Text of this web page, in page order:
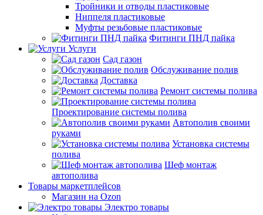
Тройники и отводы пластиковые
Ниппеля пластиковые
Муфты резьбовые пластиковые
Фитинги ПНД пайка
Услуги
Сад газон
Обслуживание полив
Доставка
Ремонт системы полива
Проектирование системы полива
Автополив своими
руками
Установка системы
полива
Шеф монтаж
автополива
Товары маркетплейсов
Магазин на Ozon
Электро товары